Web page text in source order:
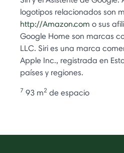
logotipos relacionados son
http://Amazon.com o sus
Google Home son marcas
LLC. Siri es una marca
Apple Inc., registrada en
países y regiones.
7 93 m2 de espacio